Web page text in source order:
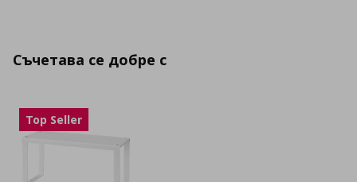
Съчетава се добре с
Top Seller